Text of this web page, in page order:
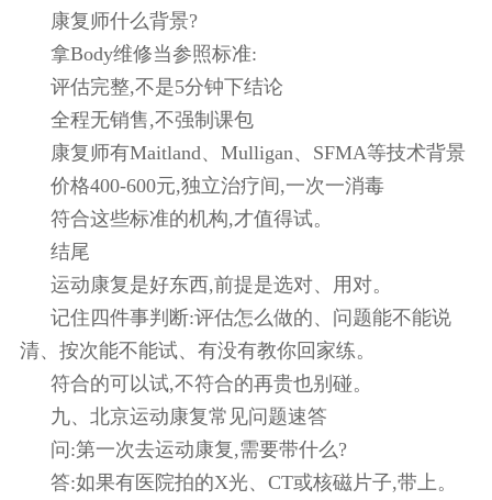
康复师什么背景?
拿Body维修当参照标准:
评估完整,不是5分钟下结论
全程无销售,不强制课包
康复师有Maitland、Mulligan、SFMA等技术背景
价格400-600元,独立治疗间,一次一消毒
符合这些标准的机构,才值得试。
结尾
运动康复是好东西,前提是选对、用对。
记住四件事判断:评估怎么做的、问题能不能说
清、按次能不能试、有没有教你回家练。
符合的可以试,不符合的再贵也别碰。
九、北京运动康复常见问题速答
问:第一次去运动康复,需要带什么?
答:如果有医院拍的X光、CT或核磁片子,带上。